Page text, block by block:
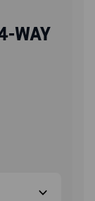
WAY